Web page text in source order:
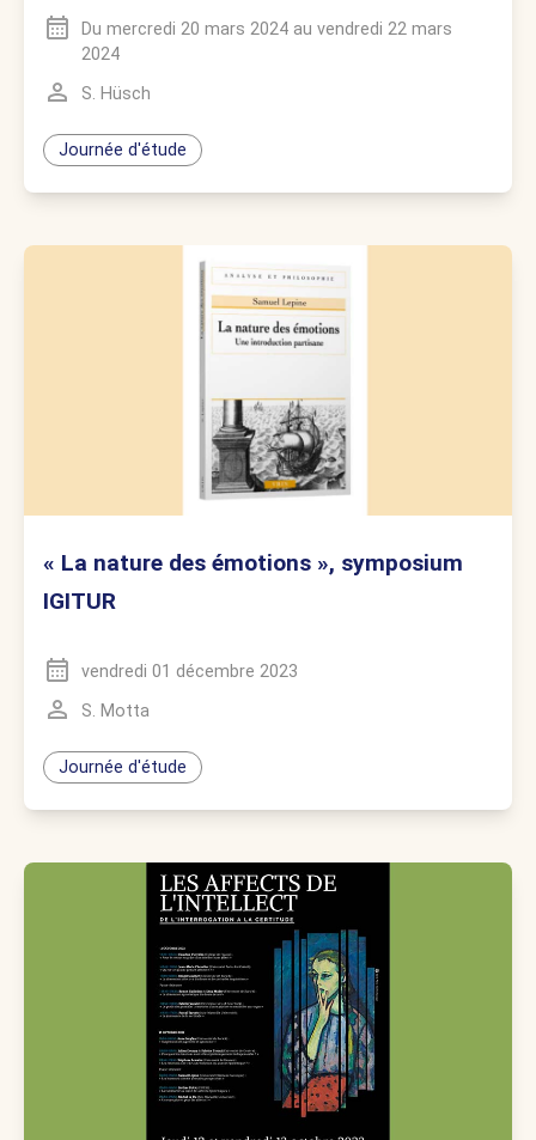
Du mercredi 20 mars 2024 au vendredi 22 mars
2024
S. Hüsch
Journée d'étude
« La nature des émotions », symposium
IGITUR
vendredi 01 décembre 2023
S. Motta
Journée d'étude